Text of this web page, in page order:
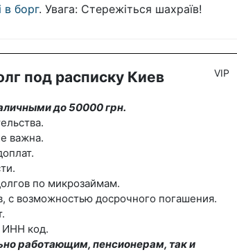
в борг. Увага: Стережіться шахраїв!
под расписку Киев
до 50000 грн.
важна.
по микрозаймам.
с возможностью досрочного погашения.
ИНН код.
работающим, пенсионерам, так и
VIP